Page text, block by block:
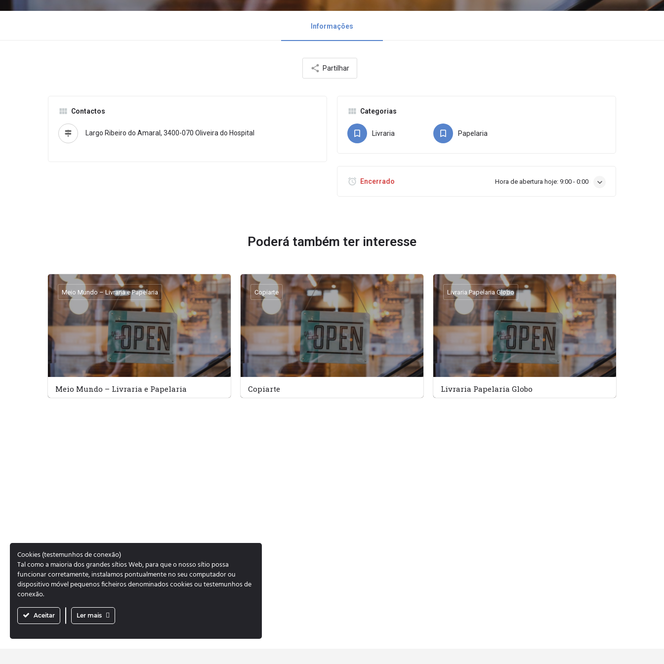
Informações
Partilhar
Contactos
Largo Ribeiro do Amaral, 3400-070 Oliveira do Hospital
Categorias
Livraria Papelaria
Encerrado Hora de abertura hoje: 9:00 - 0:00
Poderá também ter interesse
Meio Mundo – Livraria e Papelaria
Meio Mundo – Livraria e Papelaria
Copiarte
Copiarte
Livraria Papelaria Globo
Livraria Papelaria Globo
Cookies (testemunhos de conexão)
Tal como a maioria dos grandes sítios Web, para que o nosso sítio possa
funcionar corretamente, instalamos pontualmente no seu computador ou
dispositivo móvel pequenos ficheiros denominados cookies ou testemunhos de
conexão.
Aceitar Ler mais